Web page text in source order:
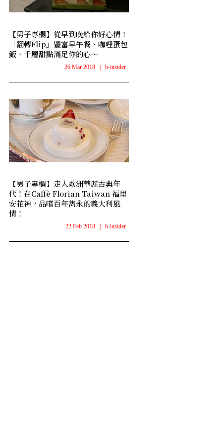
【男子專欄】從早到晚給你好心情！
「翻轉Flip」豐富早午餐、咖哩蛋包
飯、千層甜點滿足你的心～
26 Mar 2018 b-insider
【男子專欄】走入歐洲華麗古典年
代！在Caffè Florian Taiwan 福里
安花神，品嚐百年雋永的義大利風
情！
22 Feb 2018 b-insider